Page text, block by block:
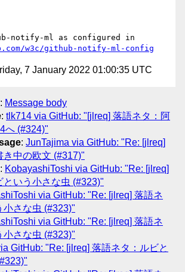
w3c/github-notify-ml-config
7 January 2022 01:00:35 UTC
: Message body
: tlk714 via GitHub: "[jlreq] 落語ネタ：阿
へ (#324)"
: JunTajima via GitHub: "Re: [jlreq]
き中の欧文 (#317)"
: KobayashiToshi via GitHub: "Re: [jlreq]
という小さな虫 (#323)"
via GitHub: "Re: [jlreq] 落語ネ
小さな虫 (#323)"
via GitHub: "Re: [jlreq] 落語ネ
小さな虫 (#323)"
GitHub: "Re: [jlreq] 落語ネタ：ルビと